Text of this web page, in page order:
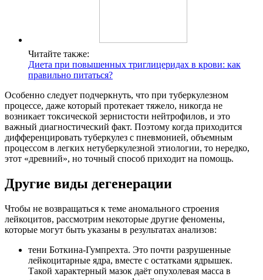
Читайте также:
Диета при повышенных триглицеридах в крови: как
правильно питаться?
Особенно следует подчеркнуть, что при туберкулезном
процессе, даже который протекает тяжело, никогда не
возникает токсической зернистости нейтрофилов, и это
важный диагностический факт. Поэтому когда приходится
дифференцировать туберкулез с пневмонией, объемным
процессом в легких нетуберкулезной этиологии, то нередко,
этот «древний», но точный способ приходит на помощь.
Другие виды дегенерации
Чтобы не возвращаться к теме аномального строения
лейкоцитов, рассмотрим некоторые другие феномены,
которые могут быть указаны в результатах анализов:
тени Боткина-Гумпрехта. Это почти разрушенные
лейкоцитарные ядра, вместе с остатками ядрышек.
Такой характерный мазок даёт опухолевая масса в